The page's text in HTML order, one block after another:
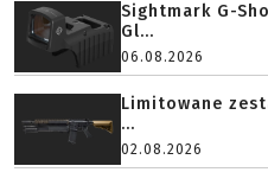
Sightmark G-
Gl...
06.08.2026
Limitowane
...
02.08.2026